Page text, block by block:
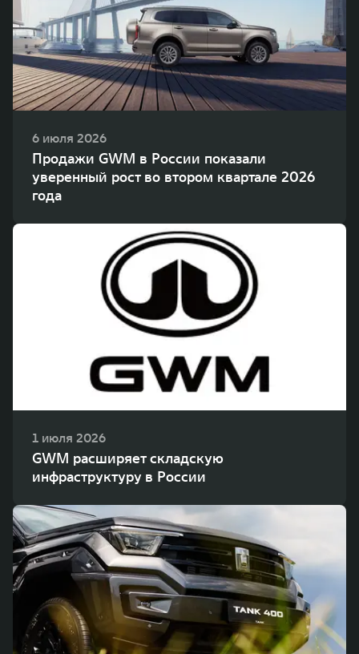
WEY 80
Масштаб возможностей
от 6 449 000 ₽
WEY 80 Лаундж
Масштаб возможностей
от 8 099 000 ₽
6 июля 2026
Продажи GWM в России показали
уверенный рост во втором квартале 2026
года
1 июля 2026
GWM расширяет складскую
инфраструктуру в России